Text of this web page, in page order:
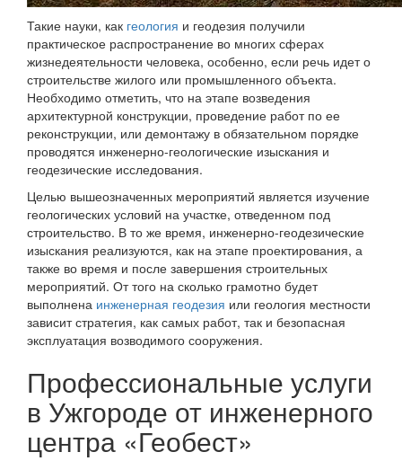
Такие науки, как геология и геодезия получили
практическое распространение во многих сферах
жизнедеятельности человека, особенно, если речь идет о
строительстве жилого или промышленного объекта.
Необходимо отметить, что на этапе возведения
архитектурной конструкции, проведение работ по ее
реконструкции, или демонтажу в обязательном порядке
проводятся инженерно-геологические изыскания и
геодезические исследования.
Целью вышеозначенных мероприятий является изучение
геологических условий на участке, отведенном под
строительство. В то же время, инженерно-геодезические
изыскания реализуются, как на этапе проектирования, а
также во время и после завершения строительных
мероприятий. От того на сколько грамотно будет
выполнена инженерная геодезия или геология местности
зависит стратегия, как самых работ, так и безопасная
эксплуатация возводимого сооружения.
Профессиональные услуги
в Ужгороде от инженерного
центра «Геобест»